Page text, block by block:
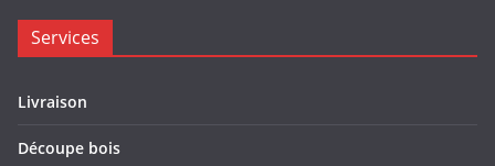
Services
Livraison
Découpe bois